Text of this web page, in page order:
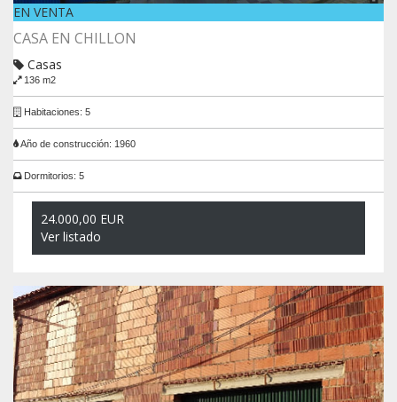
EN VENTA
CASA EN CHILLON
Casas
136 m2
Habitaciones: 5
Año de construcción: 1960
Dormitorios: 5
24.000,00 EUR
Ver listado